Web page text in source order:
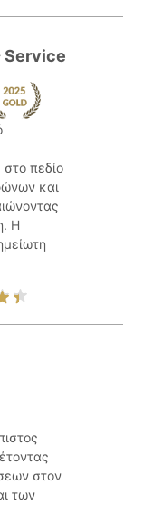
Service
στο πεδίο
και
Η
στον
των